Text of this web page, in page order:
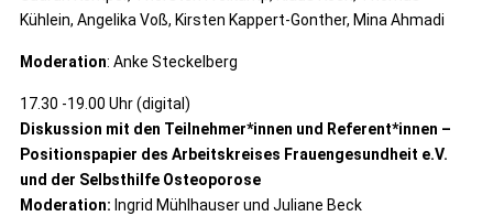
Kühlein, Angelika Voß, Kirsten Kappert-Gonther, Mina Ahmadi
Moderation: Anke Steckelberg
17.30 -19.00 Uhr (digital)
Diskussion mit den Teilnehmer*innen und Referent*innen –
Positionspapier des Arbeitskreises Frauengesundheit e.V.
und der Selbsthilfe Osteoporose
Moderation: Ingrid Mühlhauser und Juliane Beck